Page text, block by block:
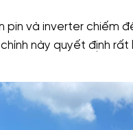
pin và inverter chiếm
này quyết định rất